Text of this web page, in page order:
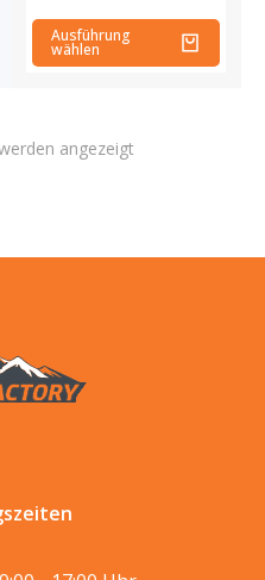
Ausführung
wählen
angezeigt